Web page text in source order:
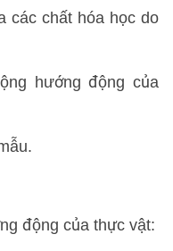
các chất hóa học do
hướng động của
động của thực vật: